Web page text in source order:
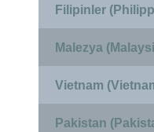
Filipinler
Malezya
Vietnam
Pakistan